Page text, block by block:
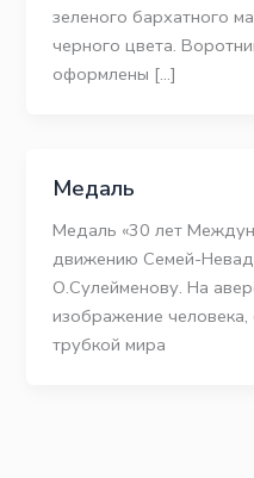
зеленого бархатного
черного цвета.
оформлены […]
Медаль
Медаль «30 лет
движению Семей-
О.Сулейменову. На
изображение
трубкой мира